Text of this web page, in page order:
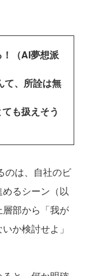
！（AI夢想派
て、所詮は無
も扱えそう
のは、自社のビ
るシーン（以
部から「我が
か検討せよ」